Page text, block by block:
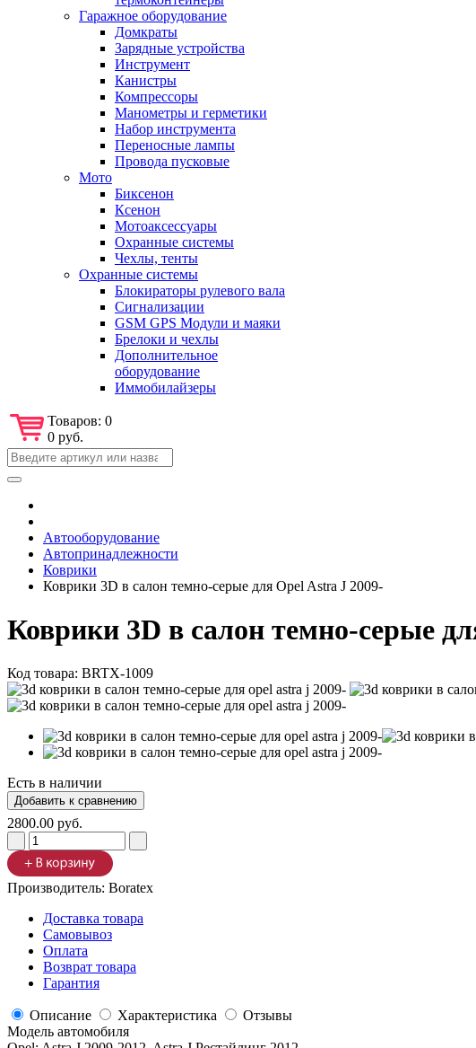
Гаражное оборудование
Домкраты
Зарядные устройства
Инструмент
Канистры
Компрессоры
Манометры и герметики
Набор инструмента
Переносные лампы
Провода пусковые
Мото
Биксенон
Ксенон
Мотоаксессуары
Охранные системы
Чехлы, тенты
Охранные системы
Блокираторы рулевого вала
Сигнализации
GSM GPS Модули и маяки
Брелоки и чехлы
Дополнительное
оборудование
Иммобилайзеры
Товаров: 0
0 руб.
Автооборудование
Автопринадлежности
Коврики
Коврики 3D в салон темно-серые для Opel Astra J 2009-
Коврики 3D в салон темно-серые
Код товара: BRTX-1009
Есть в наличии
2800.00 руб.
Производитель: Boratex
Доставка товара
Самовывоз
Оплата
Возврат товара
Гарантия
Описание Характеристика
Отзывы
Модель автомобиля